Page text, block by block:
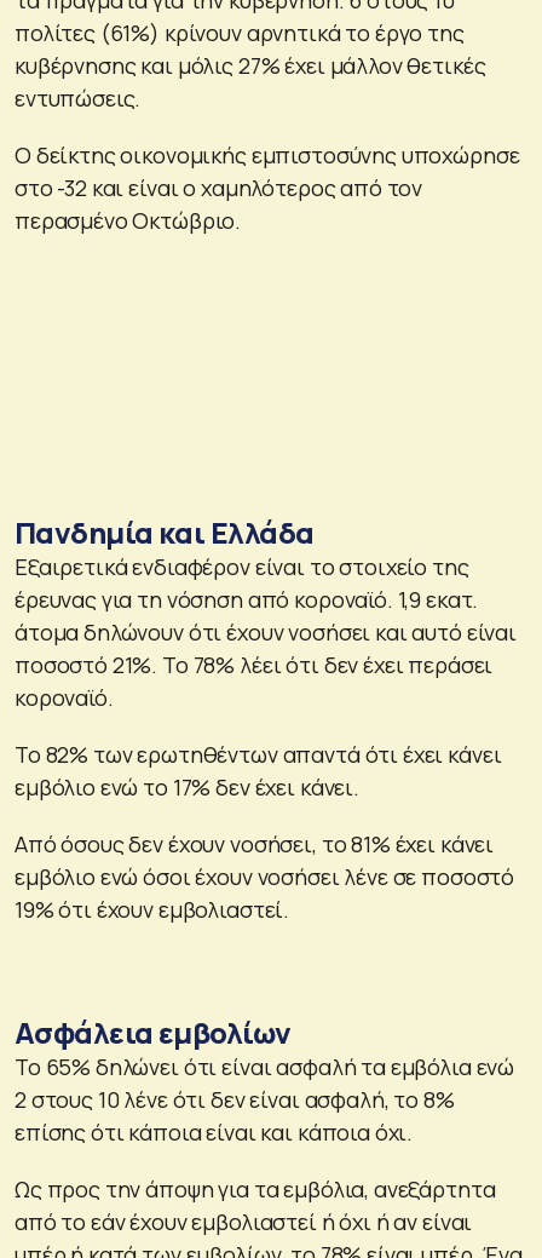
πολίτες (61%) κρίνουν αρνητικά το έργο της
κυβέρνησης και μόλις 27% έχει μάλλον θετικές
εντυπώσεις.
Ο δείκτης οικονομικής εμπιστοσύνης υποχώρησε
στο -32 και είναι ο χαμηλότερος από τον
περασμένο Οκτώβριο.
Πανδημία και Ελλάδα
Εξαιρετικά ενδιαφέρον είναι το στοιχείο της
έρευνας για τη νόσηση από κοροναϊό. 1,9 εκατ.
άτομα δηλώνουν ότι έχουν νοσήσει και αυτό είναι
ποσοστό 21%. Το 78% λέει ότι δεν έχει περάσει
κοροναϊό.
Το 82% των ερωτηθέντων απαντά ότι έχει κάνει
εμβόλιο ενώ το 17% δεν έχει κάνει.
Από όσους δεν έχουν νοσήσει, το 81% έχει κάνει
εμβόλιο ενώ όσοι έχουν νοσήσει λένε σε ποσοστό
19% ότι έχουν εμβολιαστεί.
Ασφάλεια εμβολίων
Το 65% δηλώνει ότι είναι ασφαλή τα εμβόλια ενώ
2 στους 10 λένε ότι δεν είναι ασφαλή, το 8%
επίσης ότι κάποια είναι και κάποια όχι.
Ως προς την άποψη για τα εμβόλια, ανεξάρτητα
από το εάν έχουν εμβολιαστεί ή όχι ή αν είναι